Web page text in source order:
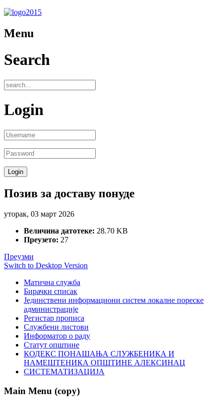
Menu
Search
Login
Позив за доставу понуде
уторак, 03 март 2026
Величина датотеке: 28.70 KB
Преузето: 27
Преузми
Switch to Desktop Version
Матична служба
Бирачки списак
Јединствени информациони систем локалне пореске
администрације
Регистар прописа
Службени листови
Информатор о раду
Статут општине
КОДЕКС ПОНАШАЊА СЛУЖБЕНИКА И
НАМЕШТЕНИКА ОПШТИНЕ АЛЕКСИНАЦ
СИСТЕМАТИЗАЦИЈА
Main Menu (copy)